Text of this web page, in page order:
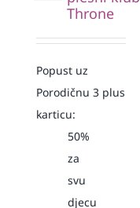
Throne
Popust uz
Porodičnu 3 plus
karticu:
50%
za
svu
djecu